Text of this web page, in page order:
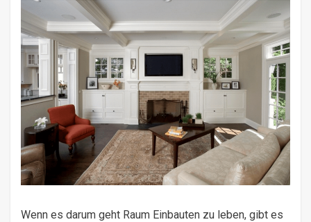
Wenn es darum geht Raum Einbauten zu leben, gibt es